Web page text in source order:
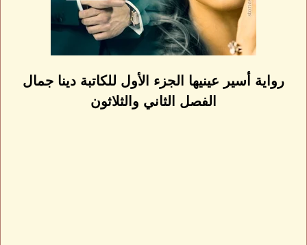
رواية أسير عينيها الجزء الأول للكاتبة دينا جمال
الفصل الثاني والثلاثون